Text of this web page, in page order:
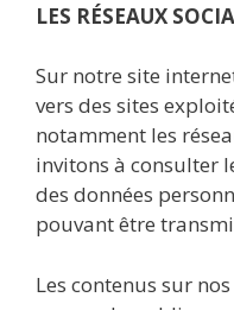
LES RÉSEAUX
Sur notre site
vers des sites
notamment les
invitons à consulter
des données
pouvant être
Les contenus sur